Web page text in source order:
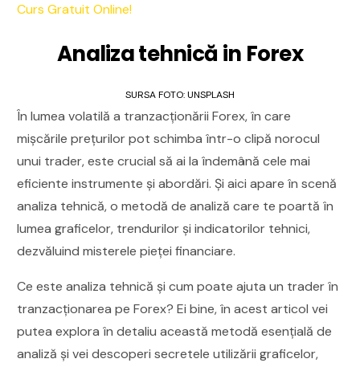
Curs Gratuit Online!
Analiza tehnică in Forex
SURSA FOTO: UNSPLASH
În lumea volatilă a tranzacționării Forex, în care
mișcările prețurilor pot schimba într-o clipă norocul
unui trader, este crucial să ai la îndemână cele mai
eficiente instrumente și abordări. Și aici apare în scenă
analiza tehnică, o metodă de analiză care te poartă în
lumea graficelor, trendurilor și indicatorilor tehnici,
dezvăluind misterele pieței financiare.
Ce este analiza tehnică și cum poate ajuta un trader în
tranzacționarea pe Forex? Ei bine, în acest articol vei
putea explora în detaliu această metodă esențială de
analiză și vei descoperi secretele utilizării graficelor,